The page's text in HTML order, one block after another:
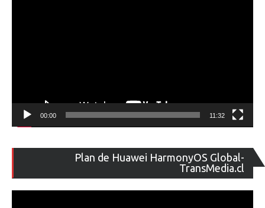
00:00 11:32
Plan de Huawei HarmonyOS Global-
TransMedia.cl
de